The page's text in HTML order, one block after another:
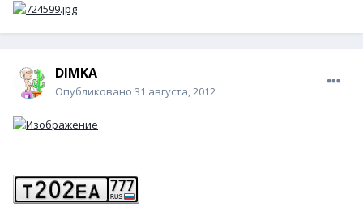
DIМKA
Опубликовано 31 августа, 2012